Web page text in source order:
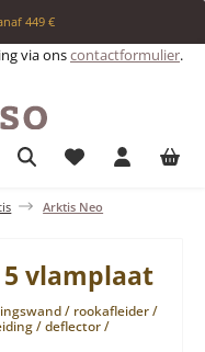
449 €
via onscontactformulier.
Je hebt 0 items
Arktis Neo
vlamplaat
/ rookafleider /
/ deflector /